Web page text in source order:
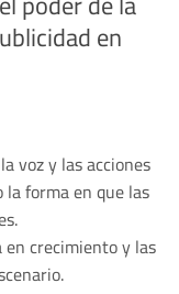
en
voz y las acciones
forma en que las
en crecimiento y las